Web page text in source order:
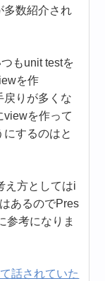
多数紹介され
もunit testを
を作
戻りが多くな
viewを作って
するのはと
え方としてはi
あるのでPres
参考になりま
話されていた